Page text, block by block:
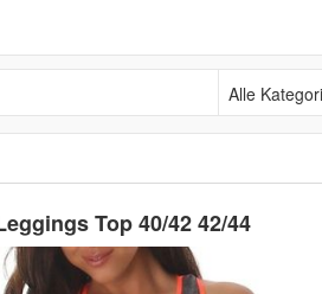
Alle Kategorien
Top 40/42 42/44